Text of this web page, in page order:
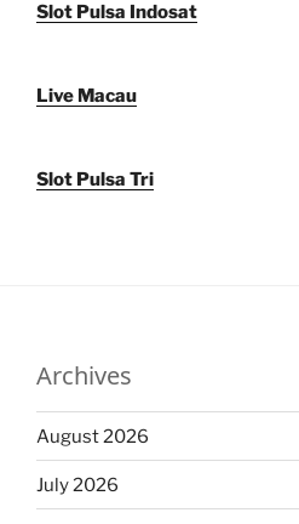
Slot Pulsa Indosat
Live Macau
Slot Pulsa Tri
Archives
August 2026
July 2026